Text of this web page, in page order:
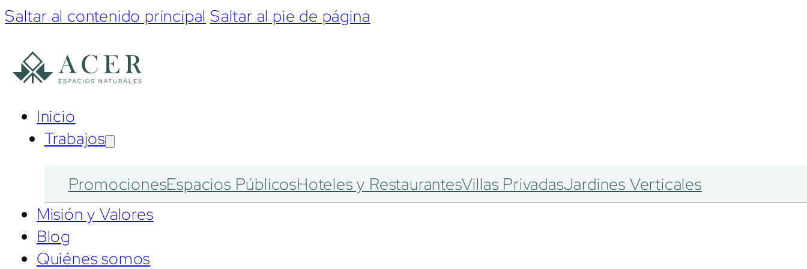
Saltar al contenido principal Saltar al pie de página
Inicio
Trabajos
PromocionesEspacios PúblicosHoteles y RestaurantesVillas PrivadasJardines Verticales
Misión y Valores
Blog
Quiénes somos